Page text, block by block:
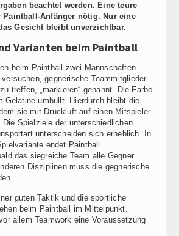
beachtet werden. Eine teure
Anfänger nötig. Nur eine
Gesicht bleibt unverzichtbar.
Varianten beim Paintball
beim Paintball zwei Mannschaften
gegnerische Teammitglieder
treffen, „markieren“ genannt. Die Farbe
Gelatine umhüllt. Hierdurch bleibt die
sie mit Druckluft auf einen Mitspieler
Spielziele der unterschiedlichen
unterscheiden sich erheblich. In
endet Paintball
das siegreiche Team alle Gegner
Disziplinen muss die gegnerische
guten Taktik und die sportliche
beim Paintball im Mittelpunkt.
allem Teamwork eine Voraussetzung